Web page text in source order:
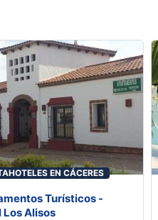
EN CÁCERES
Turísticos -
Los Alisos